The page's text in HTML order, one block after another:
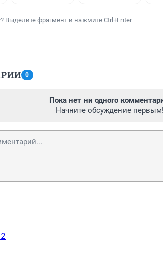
Выделите фрагмент и нажмите Ctrl+Enter
0
Пока нет ни одного
Начните обсуждение первым!